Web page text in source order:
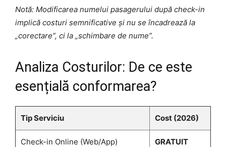
Notă: Modificarea numelui pasagerului după check-in
implică costuri semnificative și nu se încadrează la
„corectare”, ci la „schimbare de nume”.
Analiza Costurilor: De ce este
esențială conformarea?
Tip Serviciu Cost (2026)
Check-in Online (Web/App) GRATUIT